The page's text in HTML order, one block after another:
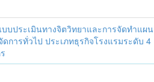
บประเมินทางจิตวิทยาและการจัดทำแผน
ารทั่วไป ประเภทธุรกิจโรงแรมระดับ 4